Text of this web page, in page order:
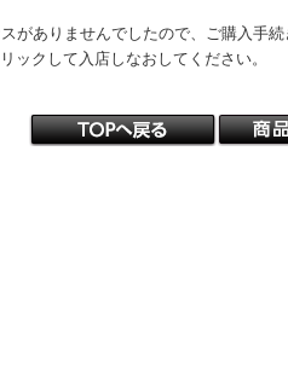
がありませんでしたので、ご購入手続
ックして入店しなおしてください。